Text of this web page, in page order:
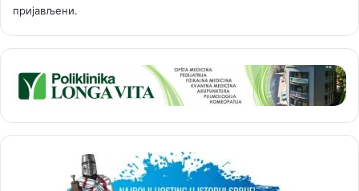
пријављени.